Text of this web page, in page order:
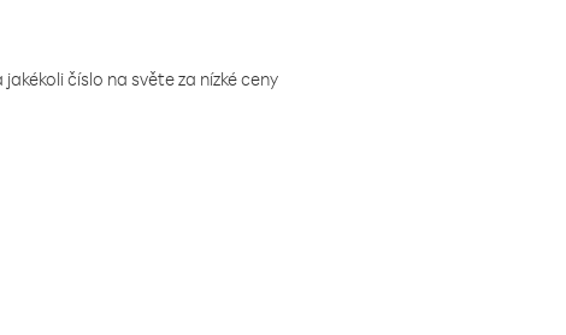
číslo na světe za nízké ceny